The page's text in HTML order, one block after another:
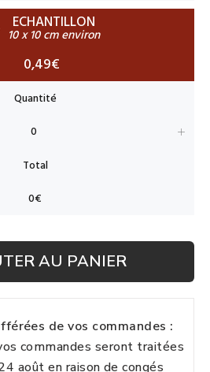
ECHANTILLON
10 x 10 cm environ
0,49€
AU PANIER
de vos commandes :
commandes seront traitées
août en raison de congés